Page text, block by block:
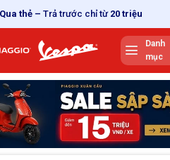
Qua thẻ – Trả trước chỉ từ 20 triệu
Danh
mục